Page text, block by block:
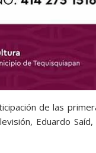
de las
Eduardo